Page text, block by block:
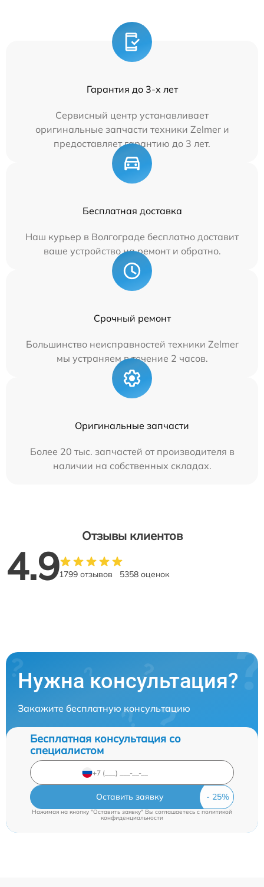
Гарантия до 3-х лет
Сервисный центр устанавливает
оригинальные запчасти техники Zelmer и
предоставляет гарантию до 3 лет.
Бесплатная доставка
Наш курьер в Волгограде бесплатно доставит
ваше устройство на ремонт и обратно.
Срочный ремонт
Большинство неисправностей техники Zelmer
мы устраняем в течение 2 часов.
Оригинальные запчасти
Более 20 тыс. запчастей от производителя в
наличии на собственных складах.
Отзывы клиентов
4.91799 отзывов 5358 оценок
Нужна консультация?
Закажите бесплатную консультацию
Бесплатная консультация со
специалистом
Оставить заявку
Нажимая на кнопку "Оставить заявку" Вы соглашаетесь c политикой
конфиденциальности